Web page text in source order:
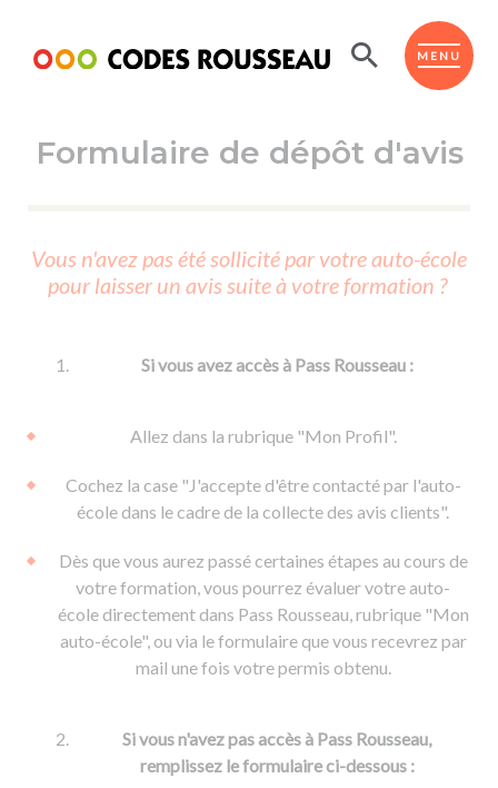
MENU
ESPACE ÉLÈVE
Code de la route
Passer l'ASSR
Réviser le code
Passer l'ETM
Permis voiture
Permis remorque
Permis & handicap
d'apprentissage
De la conduite en voiture
De la conduite à moto
Voir tous les supports
Formations pro.
Permis poids lourd
Formation FCO
Formation CACES
Devenir enseignant de la conduite
Ressources
Formulaire de dépôt d'avis
Vous n'avez pas été sollicité par votre auto-école
pour laisser un avis suite à votre formation ?
Si vous avez accès à Pass Rousseau :
Allez dans la rubrique "Mon Profil".
Cochez la case "J'accepte d'être contacté par l'auto-
école dans le cadre de la collecte des avis clients".
Dès que vous aurez passé certaines étapes au cours de
votre formation, vous pourrez évaluer votre auto-
école directement dans Pass Rousseau, rubrique "Mon
auto-école", ou via le formulaire que vous recevrez par
mail une fois votre permis obtenu.
Si vous n'avez pas accès à Pass Rousseau,
remplissez le formulaire ci-dessous :